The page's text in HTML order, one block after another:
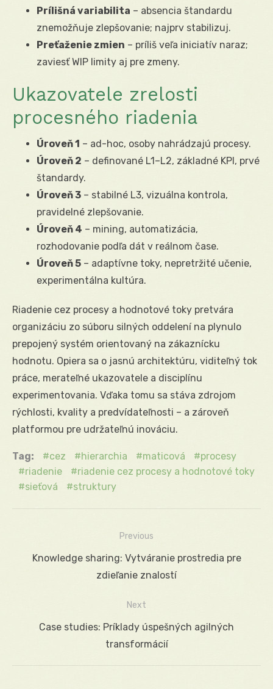
Prílišná variabilita – absencia štandardu
znemožňuje zlepšovanie; najprv stabilizuj.
Preťaženie zmien – príliš veľa iniciatív naraz;
zaviesť WIP limity aj pre zmeny.
Ukazovatele zrelosti
procesného riadenia
Úroveň 1 – ad-hoc, osoby nahrádzajú procesy.
Úroveň 2 – definované L1–L2, základné KPI, prvé
štandardy.
Úroveň 3 – stabilné L3, vizuálna kontrola,
pravidelné zlepšovanie.
Úroveň 4 – mining, automatizácia,
rozhodovanie podľa dát v reálnom čase.
Úroveň 5 – adaptívne toky, nepretržité učenie,
experimentálna kultúra.
Riadenie cez procesy a hodnotové toky pretvára
organizáciu zo súboru silných oddelení na plynulo
prepojený systém orientovaný na zákaznícku
hodnotu. Opiera sa o jasnú architektúru, viditeľný tok
práce, merateľné ukazovatele a disciplínu
experimentovania. Vďaka tomu sa stáva zdrojom
rýchlosti, kvality a predvídateľnosti – a zároveň
platformou pre udržateľnú inováciu.
Tag: cez hierarchia maticová
procesy
riadenie
riadenie cez procesy a hodnotové toky
sieťová
struktury
Navigácia
Previous
Previous
Knowledge sharing: Vytváranie prostredia pre
zdieľanie znalostí
Next
NextCase studies: Príklady úspešných agilných
transformácií